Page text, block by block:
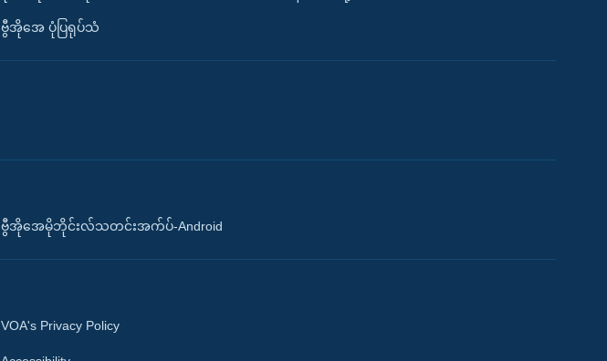
ဗွီအိုအေ ပုံပြရုပ်သံ
ဗွီအိုအေမိုဘိုင်းလ်သတင်းအက်ပ်-Android
VOA's Privacy Policy